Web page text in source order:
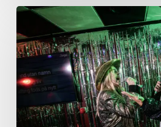
Reklamfoto-
fest
och
karaoke
på
Buddy
´s.